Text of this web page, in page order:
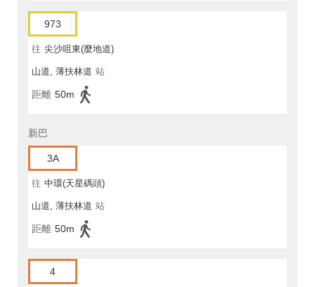
973
往 尖沙咀東(麼地道)
山道, 薄扶林道 站
距離 50m
新巴
3A
往 中環(天星碼頭)
山道, 薄扶林道 站
距離 50m
4